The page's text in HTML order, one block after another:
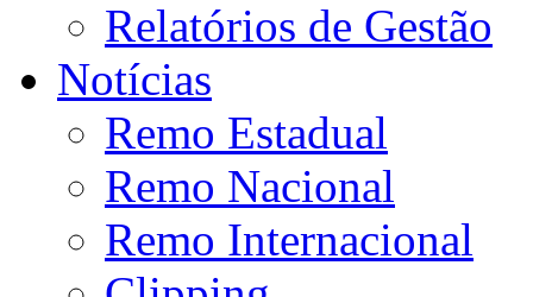
Relatórios de Gestão
Notícias
Remo Estadual
Remo Nacional
Remo Internacional